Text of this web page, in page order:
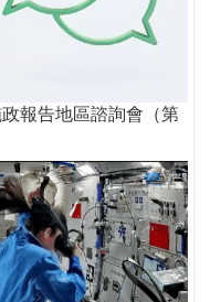
報告地區諮詢會（第